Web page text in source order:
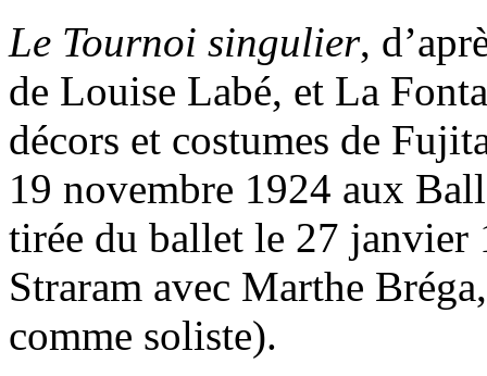
Le Tournoi singulier,
de Louise Labé, et La
décors et costumes de
19 novembre 1924 aux
tirée du ballet le 27 janvier
Straram avec Marthe
comme soliste).